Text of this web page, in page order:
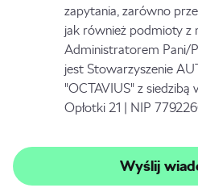
zapytania, zarówno
jak również podmioty z
Administratorem Pani/
jest Stowarzyszenie
"OCTAVIUS" z siedzibą
Opłotki 21 | NIP